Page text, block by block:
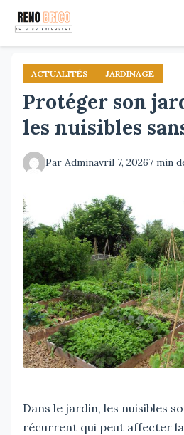
Aller
contenu
principal
ACTUALITÉS JARDINAGE
Protéger son
les nuisibles
Par Adminavril 7, 20267 min
Dans le jardin, les nuisibles
récurrent qui peut affecter la